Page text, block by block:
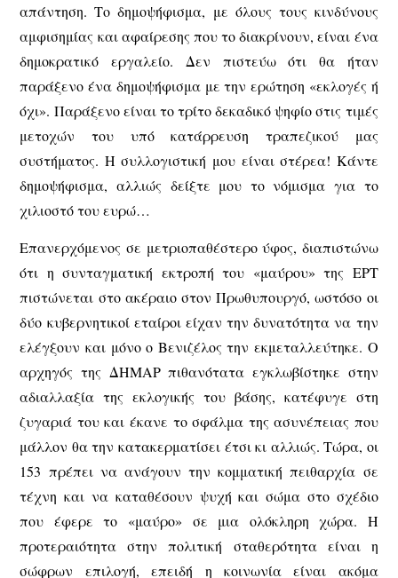
απάντηση. Το δημοψήφισμα, με όλους τους κινδύνους
αμφισημίας και αφαίρεσης που το διακρίνουν, είναι ένα
δημοκρατικό εργαλείο. Δεν πιστεύω ότι θα ήταν
παράξενο ένα δημοψήφισμα με την ερώτηση «εκλογές ή
όχι». Παράξενο είναι το τρίτο δεκαδικό ψηφίο στις τιμές
μετοχών του υπό κατάρρευση τραπεζικού μας
συστήματος. Η συλλογιστική μου είναι στέρεα! Κάντε
δημοψήφισμα, αλλιώς δείξτε μου το νόμισμα για το
χιλιοστό του ευρώ…
Επανερχόμενος σε μετριοπαθέστερο ύφος, διαπιστώνω
ότι η συνταγματική εκτροπή του «μαύρου» της ΕΡΤ
πιστώνεται στο ακέραιο στον Πρωθυπουργό, ωστόσο οι
δύο κυβερνητικοί εταίροι είχαν την δυνατότητα να την
ελέγξουν και μόνο ο Βενιζέλος την εκμεταλλεύτηκε. Ο
αρχηγός της ΔΗΜΑΡ πιθανότατα εγκλωβίστηκε στην
αδιαλλαξία της εκλογικής του βάσης, κατέφυγε στη
ζυγαριά του και έκανε το σφάλμα της ασυνέπειας που
μάλλον θα την κατακερματίσει έτσι κι αλλιώς. Τώρα, οι
153 πρέπει να ανάγουν την κομματική πειθαρχία σε
τέχνη και να καταθέσουν ψυχή και σώμα στο σχέδιο
που έφερε το «μαύρο» σε μια ολόκληρη χώρα. Η
προτεραιότητα στην πολιτική σταθερότητα είναι η
σώφρων επιλογή, επειδή η κοινωνία είναι ακόμα